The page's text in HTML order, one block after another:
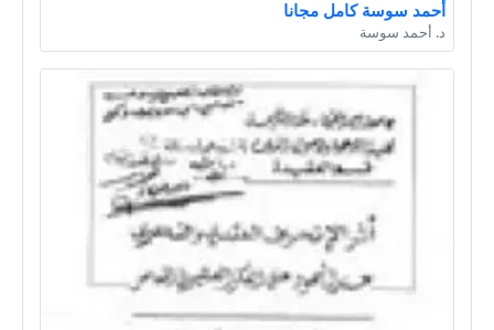
أحمد سوسة كامل مجانا
د. أحمد سوسة